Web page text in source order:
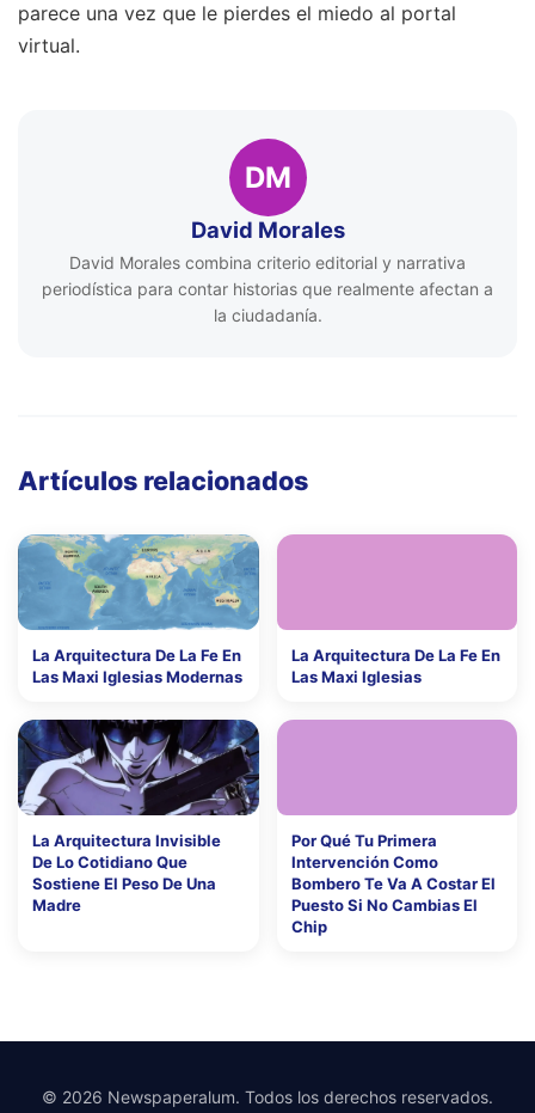
parece una vez que le pierdes el miedo al portal
virtual.
DM
David Morales
David Morales combina criterio editorial y narrativa
periodística para contar historias que realmente afectan a
la ciudadanía.
Artículos relacionados
La Arquitectura De La Fe En
Las Maxi Iglesias Modernas
La Arquitectura De La Fe En
Las Maxi Iglesias
La Arquitectura Invisible
De Lo Cotidiano Que
Sostiene El Peso De Una
Madre
Por Qué Tu Primera
Intervención Como
Bombero Te Va A Costar El
Puesto Si No Cambias El
Chip
© 2026 Newspaperalum. Todos los derechos reservados.